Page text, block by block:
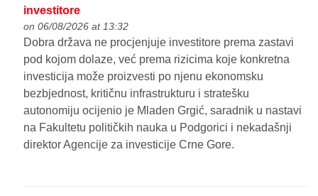
investitore
on 06/08/2026 at 13:32
Dobra država ne procjenjuje investitore prema zastavi
pod kojom dolaze, već prema rizicima koje konkretna
investicija može proizvesti po njenu ekonomsku
bezbjednost, kritičnu infrastrukturu i stratešku
autonomiju ocijenio je Mladen Grgić, saradnik u nastavi
na Fakultetu političkih nauka u Podgorici i nekadašnji
direktor Agencije za investicije Crne Gore.